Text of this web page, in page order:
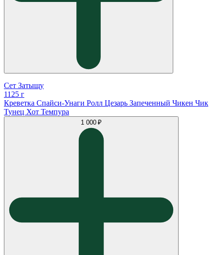
Сет Затыщу
1125 г
Креветка Спайси-Унаги Ролл Цезарь Запеченный Чикен Чик
Тунец Хот Темпура
1 000 ₽